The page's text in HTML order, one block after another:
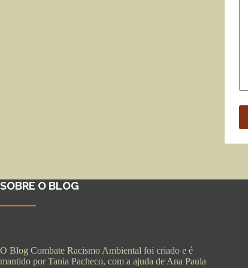
SOBRE O BLOG
O Blog Combate Racismo Ambiental foi criado e é
mantido por Tania Pacheco, com a ajuda de Ana Paula